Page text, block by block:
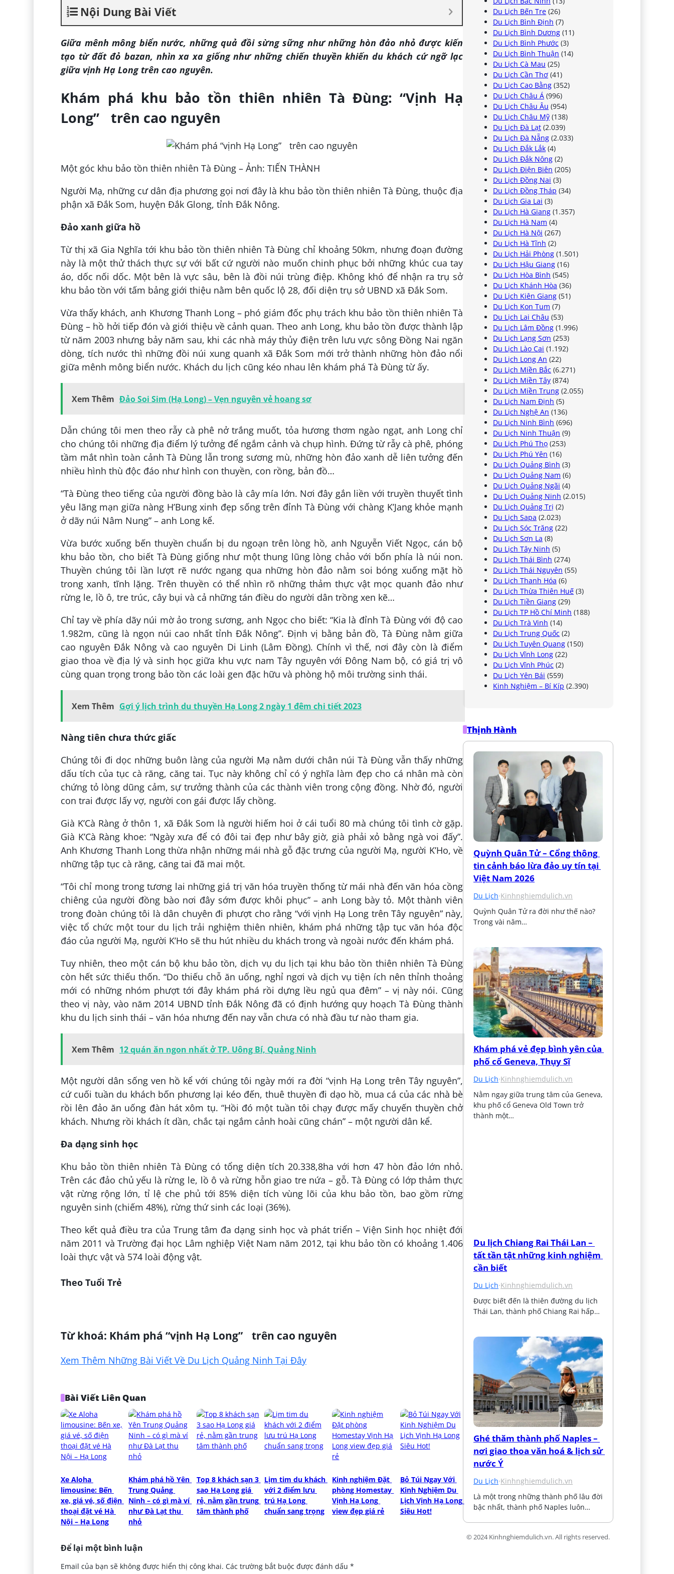
Nội Dung Bài Viết
Giữa mênh mông biển nước, những quả đồi sừng sững như những hòn đảo nhỏ được kiến
tạo từ đất đỏ bazan, nhìn xa xa giống như những chiến thuyền khiến du khách cứ ngỡ lạc
giữa vịnh Hạ Long trên cao nguyên.
Khám phá khu bảo tồn thiên nhiên Tà Đùng: “Vịnh Hạ
Long” trên cao nguyên
Một góc khu bảo tồn thiên nhiên Tà Đùng – Ảnh: TIẾN THÀNH
Người Mạ, những cư dân địa phương gọi nơi đây là khu bảo tồn thiên nhiên Tà Đùng, thuộc địa
phận xã Đắk Som, huyện Đắk Glong, tỉnh Đắk Nông.
Đảo xanh giữa hồ
Từ thị xã Gia Nghĩa tới khu bảo tồn thiên nhiên Tà Đùng chỉ khoảng 50km, nhưng đoạn đường
này là một thử thách thực sự với bất cứ người nào muốn chinh phục bởi những khúc cua tay
áo, dốc nối dốc. Một bên là vực sâu, bên là đồi núi trùng điệp. Không khó để nhận ra trụ sở
khu bảo tồn với tấm bảng giới thiệu nằm bên quốc lộ 28, đối diện trụ sở UBND xã Đắk Som.
Vừa thấy khách, anh Khương Thanh Long – phó giám đốc phụ trách khu bảo tồn thiên nhiên Tà
Đùng – hồ hởi tiếp đón và giới thiệu về cảnh quan. Theo anh Long, khu bảo tồn được thành lập
từ năm 2003 nhưng bảy năm sau, khi các nhà máy thủy điện trên lưu vực sông Đồng Nai ngăn
dòng, tích nước thì những đồi núi xung quanh xã Đắk Som mới trở thành những hòn đảo nổi
giữa mênh mông biển nước. Khách du lịch cũng kéo nhau lên khám phá Tà Đùng từ ấy.
Xem Thêm Đảo Soi Sim (Hạ Long) – Vẹn nguyên vẻ hoang sơ
Dẫn chúng tôi men theo rẫy cà phê nở trắng muốt, tỏa hương thơm ngào ngạt, anh Long chỉ
cho chúng tôi những địa điểm lý tưởng để ngắm cảnh và chụp hình. Đứng từ rẫy cà phê, phóng
tầm mắt nhìn toàn cảnh Tà Đùng lẫn trong sương mù, những hòn đảo xanh dễ liên tưởng đến
nhiều hình thù độc đáo như hình con thuyền, con rồng, bản đồ…
“Tà Đùng theo tiếng của người đồng bào là cây mía lớn. Nơi đây gắn liền với truyền thuyết tình
yêu lãng mạn giữa nàng H’Bung xinh đẹp sống trên đỉnh Tà Đùng với chàng K’Jang khỏe mạnh
ở dãy núi Nâm Nung” – anh Long kể.
Vừa bước xuống bến thuyền chuẩn bị du ngoạn trên lòng hồ, anh Nguyễn Viết Ngọc, cán bộ
khu bảo tồn, cho biết Tà Đùng giống như một thung lũng lòng chảo với bốn phía là núi non.
Thuyền chúng tôi lần lượt rẽ nước ngang qua những hòn đảo nằm soi bóng xuống mặt hồ
trong xanh, tĩnh lặng. Trên thuyền có thể nhìn rõ những thảm thực vật mọc quanh đảo như
rừng le, lồ ô, tre trúc, cây bụi và cả những tán điều do người dân trồng xen kẽ…
Chỉ tay về phía dãy núi mờ ảo trong sương, anh Ngọc cho biết: “Kia là đỉnh Tà Đùng với độ cao
1.982m, cũng là ngọn núi cao nhất tỉnh Đắk Nông”. Định vị bằng bản đồ, Tà Đùng nằm giữa
cao nguyên Đắk Nông và cao nguyên Di Linh (Lâm Đồng). Chính vì thế, nơi đây còn là điểm
giao thoa về địa lý và sinh học giữa khu vực nam Tây nguyên với Đông Nam bộ, có giá trị vô
cùng quan trọng trong bảo tồn các loài gen đặc hữu và phòng hộ môi trường sinh thái.
Xem Thêm Gợi ý lịch trình du thuyền Hạ Long 2 ngày 1 đêm chi tiết 2023
Nàng tiên chưa thức giấc
Chúng tôi đi dọc những buôn làng của người Mạ nằm dưới chân núi Tà Đùng vẫn thấy những
dấu tích của tục cà răng, căng tai. Tục này không chỉ có ý nghĩa làm đẹp cho cá nhân mà còn
chứng tỏ lòng dũng cảm, sự trưởng thành của các thành viên trong cộng đồng. Nhờ đó, người
con trai được lấy vợ, người con gái được lấy chồng.
Già K’Cà Ràng ở thôn 1, xã Đắk Som là người hiếm hoi ở cái tuổi 80 mà chúng tôi tình cờ gặp.
Già K’Cà Ràng khoe: “Ngày xưa để có đôi tai đẹp như bây giờ, già phải xỏ bằng ngà voi đấy”.
Anh Khương Thanh Long thừa nhận những mái nhà gỗ đặc trưng của người Mạ, người K’Ho, về
những tập tục cà răng, căng tai đã mai một.
“Tôi chỉ mong trong tương lai những giá trị văn hóa truyền thống từ mái nhà đến văn hóa cồng
chiêng của người đồng bào nơi đây sớm được khôi phục” – anh Long bày tỏ. Một thành viên
trong đoàn chúng tôi là dân chuyên đi phượt cho rằng “với vịnh Hạ Long trên Tây nguyên” này,
việc tổ chức một tour du lịch trải nghiệm thiên nhiên, khám phá những tập tục văn hóa độc
đáo của người Mạ, người K’Ho sẽ thu hút nhiều du khách trong và ngoài nước đến khám phá.
Tuy nhiên, theo một cán bộ khu bảo tồn, dịch vụ du lịch tại khu bảo tồn thiên nhiên Tà Đùng
còn hết sức thiếu thốn. “Do thiếu chỗ ăn uống, nghỉ ngơi và dịch vụ tiện ích nên thỉnh thoảng
mới có những nhóm phượt tới đây khám phá rồi dựng lều ngủ qua đêm” – vị này nói. Cũng
theo vị này, vào năm 2014 UBND tỉnh Đắk Nông đã có định hướng quy hoạch Tà Đùng thành
khu du lịch sinh thái – văn hóa nhưng đến nay vẫn chưa có nhà đầu tư nào tham gia.
Xem Thêm 12 quán ăn ngon nhất ở TP. Uông Bí, Quảng Ninh
Một người dân sống ven hồ kể với chúng tôi ngày mới ra đời “vịnh Hạ Long trên Tây nguyên”,
cứ cuối tuần du khách bốn phương lại kéo đến, thuê thuyền đi dạo hồ, mua cá của các nhà bè
rồi lên đảo ăn uống đàn hát xôm tụ. “Hồi đó một tuần tôi chạy được mấy chuyến thuyền chở
khách. Nhưng rồi khách ít dần, chắc tại ngắm cảnh hoài cũng chán” – một người dân kể.
Đa dạng sinh học
Khu bảo tồn thiên nhiên Tà Đùng có tổng diện tích 20.338,8ha với hơn 47 hòn đảo lớn nhỏ.
Trên các đảo chủ yếu là rừng le, lồ ô và rừng hỗn giao tre nứa – gỗ. Tà Đùng có lớp thảm thực
vật rừng rộng lớn, tỉ lệ che phủ tới 85% diện tích vùng lõi của khu bảo tồn, bao gồm rừng
nguyên sinh (chiếm 48%), rừng thứ sinh các loại (36%).
Theo kết quả điều tra của Trung tâm đa dạng sinh học và phát triển – Viện Sinh học nhiệt đới
năm 2011 và Trường đại học Lâm nghiệp Việt Nam năm 2012, tại khu bảo tồn có khoảng 1.406
loài thực vật và 574 loài động vật.
Theo Tuổi Trẻ
Từ khoá: Khám phá “vịnh Hạ Long” trên cao nguyên
Xem Thêm Những Bài Viết Về Du Lịch Quảng Ninh Tại Đây
Bài Viết Liên Quan
Xe Aloha
limousine: Bến
xe, giá vé, số điện
thoại đặt vé Hà
Nội – Hạ Long
Khám phá hồ Yên
Trung Quảng
Ninh – có gì mà ví
như Đà Lạt thu
nhỏ
Top 8 khách sạn 3
sao Hạ Long giá
rẻ, nằm gần trung
tâm thành phố
Lịm tim du khách
với 2 điểm lưu
trú Hạ Long
chuẩn sang trọng
Kinh nghiệm Đặt
phòng Homestay
Vịnh Hạ Long
view đẹp giá rẻ
Bỏ Túi Ngay Với
Kinh Nghiệm Du
Lịch Vịnh Hạ Long
Siêu Hot!
Để lại một bình luận
Email của bạn sẽ không được hiển thị công khai. Các trường bắt buộc được đánh dấu *
Du Lịch Bến Tre (26)
Du Lịch Bình Định (7)
Du Lịch Bình Dương (11)
Du Lịch Bình Phước (3)
Du Lịch Bình Thuận (14)
Du Lịch Cà Mau (25)
Du Lịch Cần Thơ (41)
Du Lịch Cao Bằng (352)
Du Lịch Châu Á (996)
Du Lịch Châu Âu (954)
Du Lịch Châu Mỹ (138)
Du Lịch Đà Lạt (2.039)
Du Lịch Đà Nẵng (2.033)
Du Lịch Đắk Lắk (4)
Du Lịch Đắk Nông (2)
Du Lịch Điện Biên (205)
Du Lịch Đồng Nai (3)
Du Lịch Đồng Tháp (34)
Du Lịch Gia Lai (3)
Du Lịch Hà Giang (1.357)
Du Lịch Hà Nam (4)
Du Lịch Hà Nội (267)
Du Lịch Hà Tĩnh (2)
Du Lịch Hải Phòng (1.501)
Du Lịch Hậu Giang (16)
Du Lịch Hòa Bình (545)
Du Lịch Khánh Hòa (36)
Du Lịch Kiên Giang (51)
Du Lịch Kon Tum (7)
Du Lịch Lai Châu (53)
Du Lịch Lâm Đồng (1.996)
Du Lịch Lạng Sơn (253)
Du Lịch Lào Cai (1.192)
Du Lịch Long An (22)
Du Lịch Miền Bắc (6.271)
Du Lịch Miền Tây (874)
Du Lịch Miền Trung (2.055)
Du Lịch Nam Định (5)
Du Lịch Nghệ An (136)
Du Lịch Ninh Bình (696)
Du Lịch Ninh Thuận (9)
Du Lịch Phú Thọ (253)
Du Lịch Phú Yên (16)
Du Lịch Quảng Bình (3)
Du Lịch Quảng Nam (6)
Du Lịch Quảng Ngãi (4)
Du Lịch Quảng Ninh (2.015)
Du Lịch Quảng Trị (2)
Du Lịch Sapa (2.023)
Du Lịch Sóc Trăng (22)
Du Lịch Sơn La (8)
Du Lịch Tây Ninh (5)
Du Lịch Thái Bình (274)
Du Lịch Thái Nguyên (55)
Du Lịch Thanh Hóa (6)
Du Lịch Thừa Thiên Huế (3)
Du Lịch Tiền Giang (29)
Du Lịch TP Hồ Chí Minh (188)
Du Lịch Trà Vinh (14)
Du Lịch Trung Quốc (2)
Du Lịch Tuyên Quang (150)
Du Lịch Vĩnh Long (22)
Du Lịch Vĩnh Phúc (2)
Du Lịch Yên Bái (559)
Kinh Nghiệm – Bí Kíp (2.390)
Thịnh Hành
Quỳnh Quân Tử – Cổng thông
tin cảnh báo lừa đảo uy tín tại
Việt Nam 2026
Du Lịch·Kinhnghiemdulich.vn
Quỳnh Quân Tử ra đời như thế nào?
Trong vài năm…
Khám phá vẻ đẹp bình yên của
phố cổ Geneva, Thụy Sĩ
Du Lịch·Kinhnghiemdulich.vn
Nằm ngay giữa trung tâm của Geneva,
khu phố cổ Geneva Old Town trở
thành một…
Du lịch Chiang Rai Thái Lan –
tất tần tật những kinh nghiệm
cần biết
Du Lịch·Kinhnghiemdulich.vn
Được biết đến là thiên đường du lịch
Thái Lan, thành phố Chiang Rai hấp…
Ghé thăm thành phố Naples –
nơi giao thoa văn hoá & lịch sử
nước Ý
Du Lịch·Kinhnghiemdulich.vn
Là một trong những thành phố lâu đời
bậc nhất, thành phố Naples luôn…
© 2024 Kinhnghiemdulich.vn. All rights reserved.